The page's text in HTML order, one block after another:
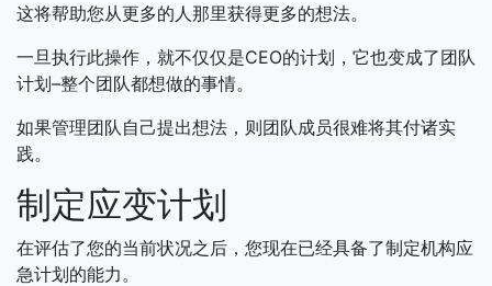
这将帮助您从更多的人那里获得更多的想法。
一旦执行此操作，就不仅仅是CEO的计划，它也变成了团队
计划–整个团队都想做的事情。
如果管理团队自己提出想法，则团队成员很难将其付诸实
践。
制定应变计划
在评估了您的当前状况之后，您现在已经具备了制定机构应
急计划的能力。